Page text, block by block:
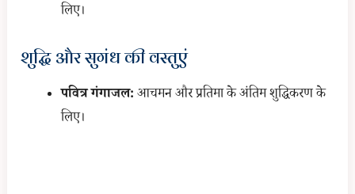
लिए।
शुद्धि और सुगंध की वस्तुएं
पवित्र गंगाजल:आचमन और प्रतिमा के अंतिम शुद्धिकरण के
लिए।